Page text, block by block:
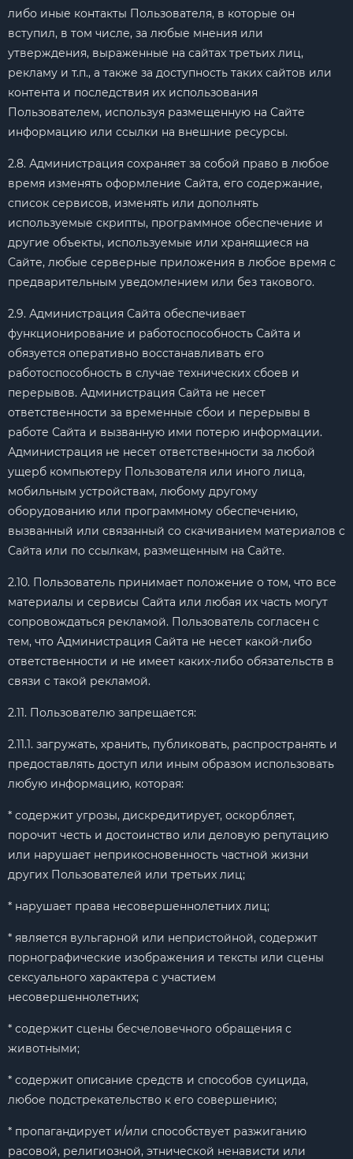
либо иные контакты Пользователя, в которые он
вступил, в том числе, за любые мнения или
утверждения, выраженные на сайтах третьих лиц,
рекламу и т.п., а также за доступность таких сайтов или
контента и последствия их использования
Пользователем, используя размещенную на Сайте
информацию или ссылки на внешние ресурсы.
2.8. Администрация сохраняет за собой право в любое
время изменять оформление Сайта, его содержание,
список сервисов, изменять или дополнять
используемые скрипты, программное обеспечение и
другие объекты, используемые или хранящиеся на
Сайте, любые серверные приложения в любое время с
предварительным уведомлением или без такового.
2.9. Администрация Сайта обеспечивает
функционирование и работоспособность Сайта и
обязуется оперативно восстанавливать его
работоспособность в случае технических сбоев и
перерывов. Администрация Сайта не несет
ответственности за временные сбои и перерывы в
работе Сайта и вызванную ими потерю информации.
Администрация не несет ответственности за любой
ущерб компьютеру Пользователя или иного лица,
мобильным устройствам, любому другому
оборудованию или программному обеспечению,
вызванный или связанный со скачиванием материалов с
Сайта или по ссылкам, размещенным на Сайте.
2.10. Пользователь принимает положение о том, что все
материалы и сервисы Сайта или любая их часть могут
сопровождаться рекламой. Пользователь согласен с
тем, что Администрация Сайта не несет какой-либо
ответственности и не имеет каких-либо обязательств в
связи с такой рекламой.
2.11. Пользователю запрещается:
2.11.1. загружать, хранить, публиковать, распространять и
предоставлять доступ или иным образом использовать
любую информацию, которая:
* содержит угрозы, дискредитирует, оскорбляет,
порочит честь и достоинство или деловую репутацию
или нарушает неприкосновенность частной жизни
других Пользователей или третьих лиц;
* нарушает права несовершеннолетних лиц;
* является вульгарной или непристойной, содержит
порнографические изображения и тексты или сцены
сексуального характера с участием
несовершеннолетних;
* содержит сцены бесчеловечного обращения с
животными;
* содержит описание средств и способов суицида,
любое подстрекательство к его совершению;
* пропагандирует и/или способствует разжиганию
расовой, религиозной, этнической ненависти или